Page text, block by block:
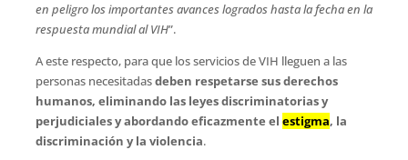
en peligro los importantes avances logrados hasta la fecha en la
respuesta mundial al VIH”.
A este respecto, para que los servicios de VIH lleguen a las
personas necesitadasdeben respetarse sus derechos
humanos, eliminando las leyes discriminatorias y
perjudiciales y abordando eficazmente el estigma, la
discriminación y la violencia.